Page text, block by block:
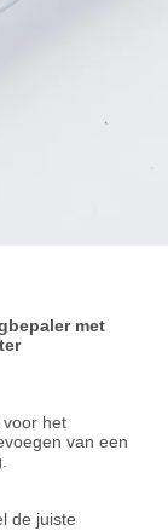
met
het
van een
de juiste